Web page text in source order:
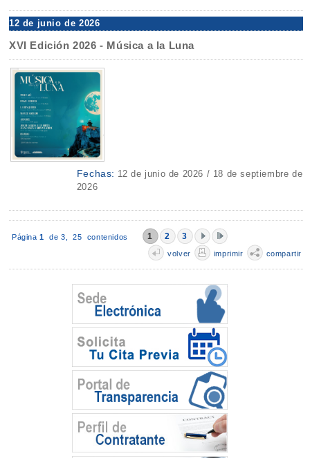
12 de junio de 2026
XVI Edición 2026 - Música a la Luna
Fechas: 12 de junio de 2026 / 18 de septiembre de
2026
Página 1 de 3,25 contenidos 1 2 3
volver imprimir compartir